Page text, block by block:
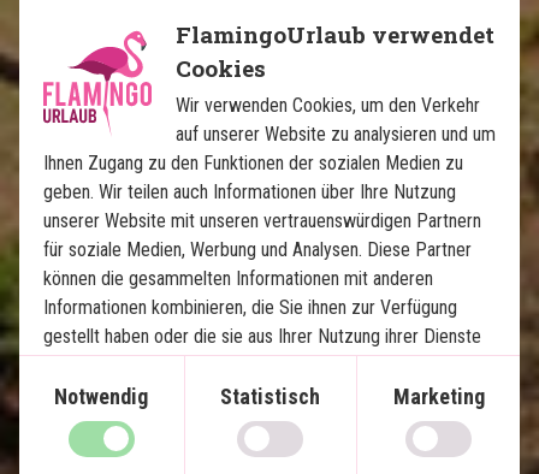
Malerische Zugfahrt nach Ella
Sigiriya-Gebiet und der Löwenfelsen
Kandy und der Zahntempel
Yala-Nationalpark
Dambulla-Höhlentempel
Badeurlaub in Bentota, Unawatuna, Mirissa
oder Dickwella
Im Preis inklusive
14 Tage
1.650 Mehr lesen
FlamingoUrlaub verwendet
Cookies
Wir verwenden Cookies, um den Verkehr
auf unserer Website zu analysieren und um
Ihnen Zugang zu den Funktionen der sozialen Medien zu
geben. Wir teilen auch Informationen über Ihre Nutzung
unserer Website mit unseren vertrauenswürdigen Partnern
für soziale Medien, Werbung und Analysen. Diese Partner
können die gesammelten Informationen mit anderen
Informationen kombinieren, die Sie ihnen zur Verfügung
gestellt haben oder die sie aus Ihrer Nutzung ihrer Dienste
Notwendig Statistisch Marketing